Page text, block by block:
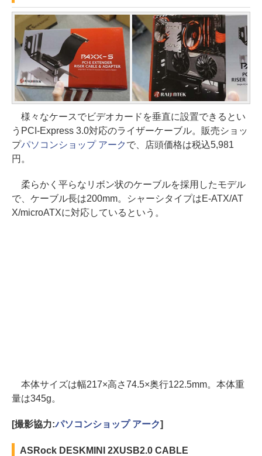
様々なケースでビデオカードを垂直に設置できるとい
うPCI-Express 3.0対応のライザーケーブル。販売ショッ
プパソコンショップ アーク で、店頭価格は税込5,981
円。
柔らかく平らなリボン状のケーブルを採用したモデル
で、ケーブル長は200mm。シャーシタイプはE-ATX/AT
X/microATXに対応しているという。
本体サイズは幅217×高さ74.5×奥行122.5mm。本体重
量は345g。
[撮影協力:パソコンショップ アーク]
ASRock DESKMINI 2XUSB2.0 CABLE